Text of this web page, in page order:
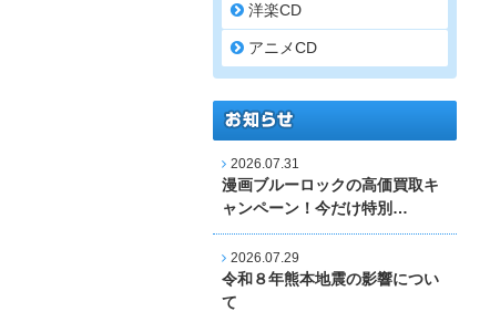
洋楽CD
アニメCD
2026.07.31
漫画ブルーロックの高価買取キ
ャンペーン！今だけ特別…
2026.07.29
令和８年熊本地震の影響につい
て